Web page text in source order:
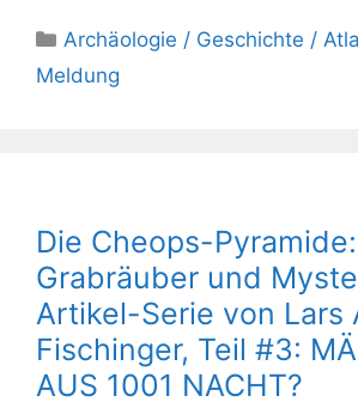
Kategorien
Archäologie / Geschichte /
Meldung
Die Cheops-
Grabräuber und
Artikel-Serie von Lars
Fischinger, Teil #3:
AUS 1001 NACHT?